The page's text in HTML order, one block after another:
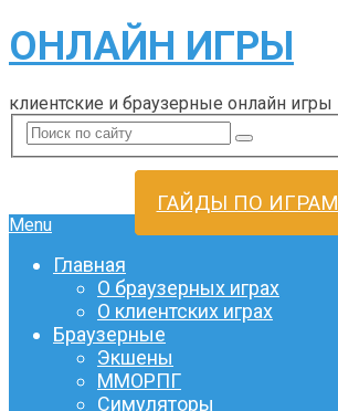
ОНЛАЙН ИГРЫ
клиентские и браузерные онлайн игры
ГАЙДЫ ПО ИГРАМ
Menu
Главная
О браузерных играх
О клиентских играх
Браузерные
Экшены
ММОРПГ
Симуляторы